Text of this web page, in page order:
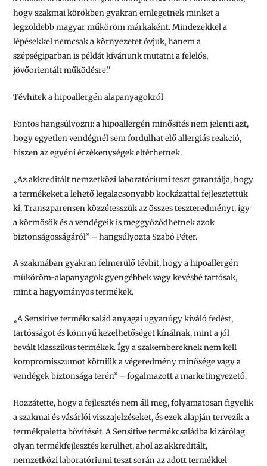
hogy szakmai körökben gyakran emlegetnek minket a
legzöldebb magyar műköröm márkaként. Mindezekkel a
lépésekkel nemcsak a környezetet óvjuk, hanem a
szépségiparban is példát kívánunk mutatni a felelős,
jövőorientált működésre.”
Tévhitek a hipoallergén alapanyagokról
Fontos hangsúlyozni: a hipoallergén minősítés nem jelenti azt,
hogy egyetlen vendégnél sem fordulhat elő allergiás reakció,
hiszen az egyéni érzékenységek eltérhetnek.
„Az akkreditált nemzetközi laboratóriumi teszt garantálja, hogy
a termékeket a lehető legalacsonyabb kockázattal fejlesztettük
ki. Transzparensen közzétesszük az összes teszteredményt, így
a körmösök és a vendégeik is meggyőződhetnek azok
biztonságosságáról” – hangsúlyozta Szabó Péter.
A szakmában gyakran felmerülő tévhit, hogy a hipoallergén
műköröm-alapanyagok gyengébbek vagy kevésbé tartósak,
mint a hagyományos termékek.
„A Sensitive termékcsalád anyagai ugyanúgy kiváló fedést,
tartósságot és könnyű kezelhetőséget kínálnak, mint a jól
bevált klasszikus termékek. Így a szakembereknek nem kell
kompromisszumot kötniük a végeredmény minősége vagy a
vendégek biztonsága terén” – fogalmazott a marketingvezető.
Hozzátette, hogy a fejlesztés nem áll meg, folyamatosan figyelik
a szakmai és vásárlói visszajelzéseket, és ezek alapján tervezik a
termékpaletta bővítését. A Sensitive termékcsaládba kizárólag
olyan termékfejlesztés kerülhet, ahol az akkreditált,
nemzetközi laboratóriumi teszt során az adott termékkel